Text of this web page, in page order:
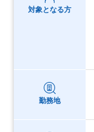
対象となる方
勤務地